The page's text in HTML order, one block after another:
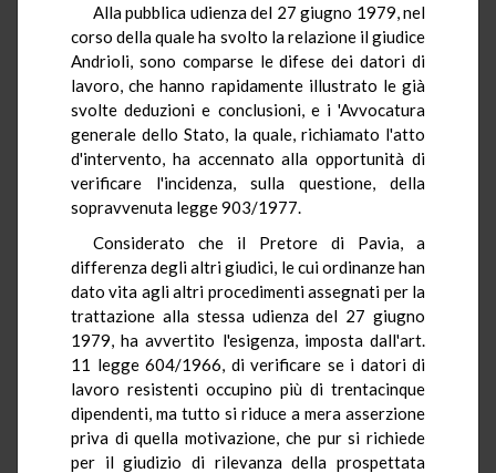
Alla pubblica udienza del 27 giugno 1979, nel
corso della quale ha svolto la relazione il giudice
Andrioli, sono comparse le difese dei datori di
lavoro, che hanno rapidamente illustrato le già
svolte deduzioni e conclusioni, e i 'Avvocatura
generale dello Stato, la quale, richiamato l'atto
d'intervento, ha accennato alla opportunità di
verificare l'incidenza, sulla questione, della
sopravvenuta legge 903/1977.
Considerato che il Pretore di Pavia, a
differenza degli altri giudici, le cui ordinanze han
dato vita agli altri procedimenti assegnati per la
trattazione alla stessa udienza del 27 giugno
1979, ha avvertito l'esigenza, imposta dall'art.
11 legge 604/1966, di verificare se i datori di
lavoro resistenti occupino più di trentacinque
dipendenti, ma tutto si riduce a mera asserzione
priva di quella motivazione, che pur si richiede
per il giudizio di rilevanza della prospettata